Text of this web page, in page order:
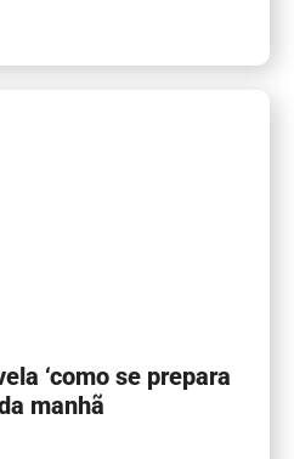
‘como se prepara
manhã